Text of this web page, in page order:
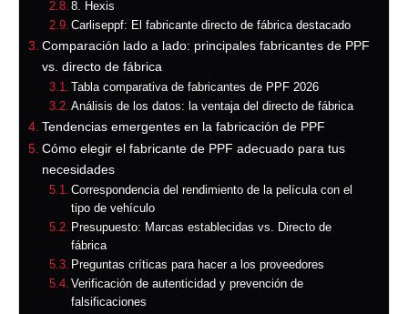
8. Hexis
Carliseppf: El fabricante directo de fábrica destacado
Comparación lado a lado: principales fabricantes de PPF
vs. directo de fábrica
Tabla comparativa de fabricantes de PPF 2026
Análisis de los datos: la ventaja del directo de fábrica
Tendencias emergentes en la fabricación de PPF
Cómo elegir el fabricante de PPF adecuado para tus
necesidades
Correspondencia del rendimiento de la película con el
tipo de vehículo
Presupuesto: Marcas establecidas vs. Directo de
fábrica
Preguntas críticas para hacer a los proveedores
Verificación de autenticidad y prevención de
falsificaciones